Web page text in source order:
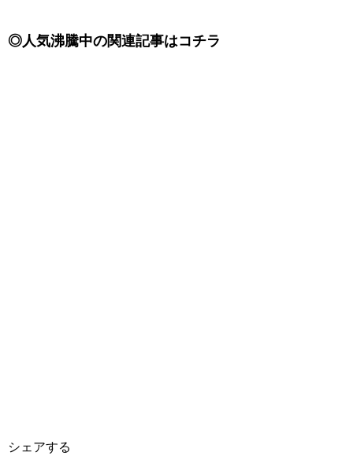
◎人気沸騰中の関連記事はコチラ
シェアする